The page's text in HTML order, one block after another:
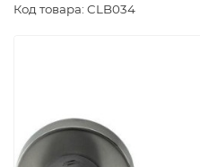
Код товара: CLB034